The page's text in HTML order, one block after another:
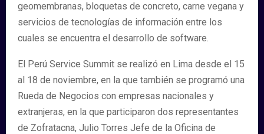
geomembranas, bloquetas de concreto, carne vegana y
servicios de tecnologías de información entre los
cuales se encuentra el desarrollo de software.
El Perú Service Summit se realizó en Lima desde el 15
al 18 de noviembre, en la que también se programó una
Rueda de Negocios con empresas nacionales y
extranjeras, en la que participaron dos representantes
de Zofratacna, Julio Torres Jefe de la Oficina de